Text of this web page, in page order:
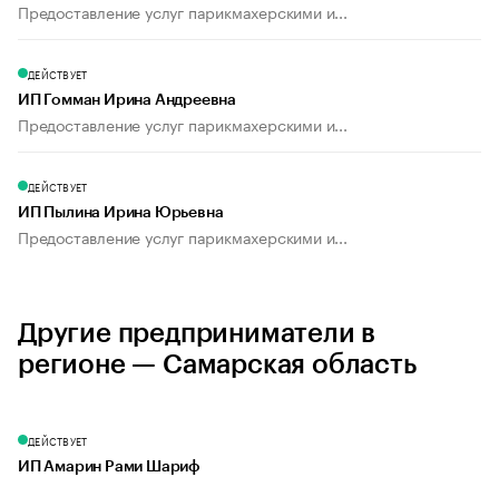
Предоставление услуг парикмахерскими и...
ДЕЙСТВУЕТ
ИП Гомман Ирина Андреевна
Предоставление услуг парикмахерскими и...
ДЕЙСТВУЕТ
ИП Пылина Ирина Юрьевна
Предоставление услуг парикмахерскими и...
Другие предприниматели в
регионе — Самарская область
ДЕЙСТВУЕТ
ИП Амарин Рами Шариф